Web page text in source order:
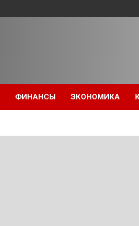
ФИНАНСЫ ЭКОНОМИКА